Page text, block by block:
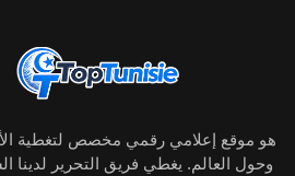
وحول العالم. يغطي فريق التحرير لدينا